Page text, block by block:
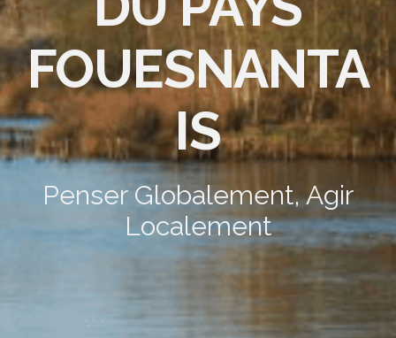
FOUESNANTA
IS
Penser Globalement, Agir
Localement